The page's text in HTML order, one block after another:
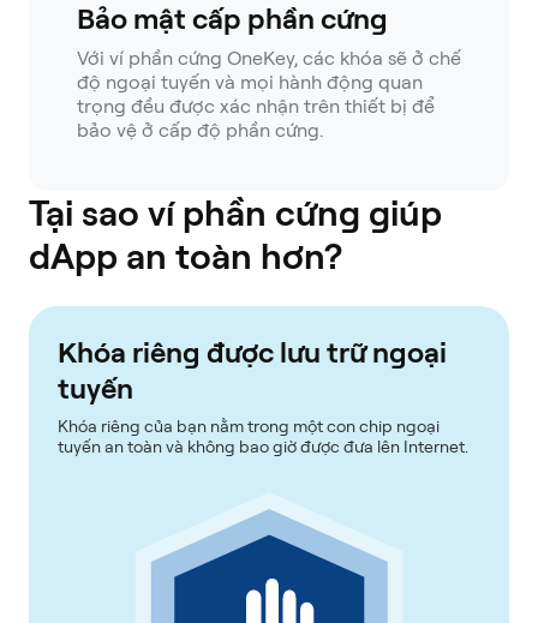
Bảo mật cấp phần cứng
Với ví phần cứng OneKey, các khóa sẽ ở chế
độ ngoại tuyến và mọi hành động quan
trọng đều được xác nhận trên thiết bị để
bảo vệ ở cấp độ phần cứng.
Tại sao ví phần cứng giúp
dApp an toàn hơn?
Khóa riêng được lưu trữ ngoại
tuyến
Khóa riêng của bạn nằm trong một con chip ngoại
tuyến an toàn và không bao giờ được đưa lên Internet.